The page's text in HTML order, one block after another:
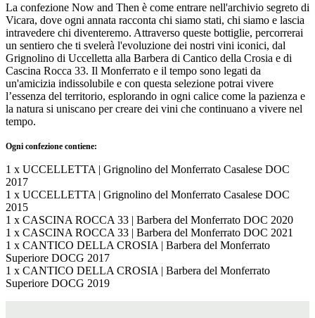
La confezione Now and Then è come entrare nell'archivio segreto di
Vicara, dove ogni annata racconta chi siamo stati, chi siamo e lascia
intravedere chi diventeremo. Attraverso queste bottiglie, percorrerai
un sentiero che ti svelerà l'evoluzione dei nostri vini iconici, dal
Grignolino di Uccelletta alla Barbera di Cantico della Crosia e di
Cascina Rocca 33. Il Monferrato e il tempo sono legati da
un'amicizia indissolubile e con questa selezione potrai vivere
l’essenza del territorio, esplorando in ogni calice come la pazienza e
la natura si uniscano per creare dei vini che continuano a vivere nel
tempo.
Ogni confezione contiene:
1 x UCCELLETTA | Grignolino del Monferrato Casalese DOC
2017
1 x UCCELLETTA | Grignolino del Monferrato Casalese DOC
2015
1 x CASCINA ROCCA 33 | Barbera del Monferrato DOC 2020
1 x CASCINA ROCCA 33 | Barbera del Monferrato DOC 2021
1 x CANTICO DELLA CROSIA | Barbera del Monferrato
Superiore DOCG 2017
1 x CANTICO DELLA CROSIA | Barbera del Monferrato
Superiore DOCG 2019